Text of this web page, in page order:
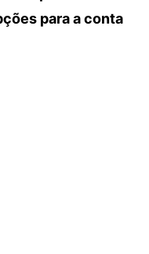
para a conta